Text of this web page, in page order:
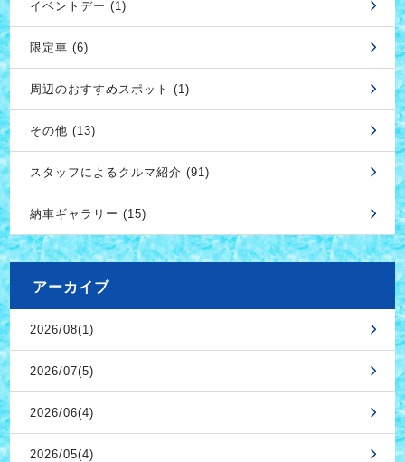
イベントデー (1)
限定車 (6)
周辺のおすすめスポット (1)
その他 (13)
スタッフによるクルマ紹介 (91)
納車ギャラリー (15)
アーカイブ
2026/08(1)
2026/07(5)
2026/06(4)
2026/05(4)